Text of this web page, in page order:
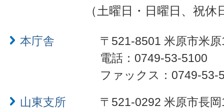
（土曜日・日曜日、祝
本庁舎
〒521-8501 米原市米
電話：0749-53-5100
ファックス：0749-53-
山東支所
〒521-0292 米原市長